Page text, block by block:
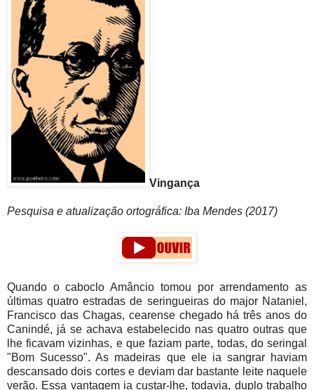
Vingança
Pesquisa e atualização ortográfica: Iba Mendes (2017)
Quando o caboclo Amâncio tomou por arrendamento as
últimas quatro estradas de seringueiras do major Nataniel,
Francisco das Chagas, cearense chegado há três anos do
Canindé, já se achava estabelecido nas quatro outras que
lhe ficavam vizinhas, e que faziam parte, todas, do seringal
"Bom Sucesso". As madeiras que ele ia sangrar haviam
descansado dois cortes e deviam dar bastante leite naquele
verão. Essa vantagem ia custar-lhe, todavia, duplo trabalho